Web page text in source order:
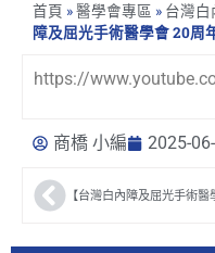
首頁 »醫學會專區 » 台灣
障及屈光手術醫學會 20周
https://
商橋 小編 2025-